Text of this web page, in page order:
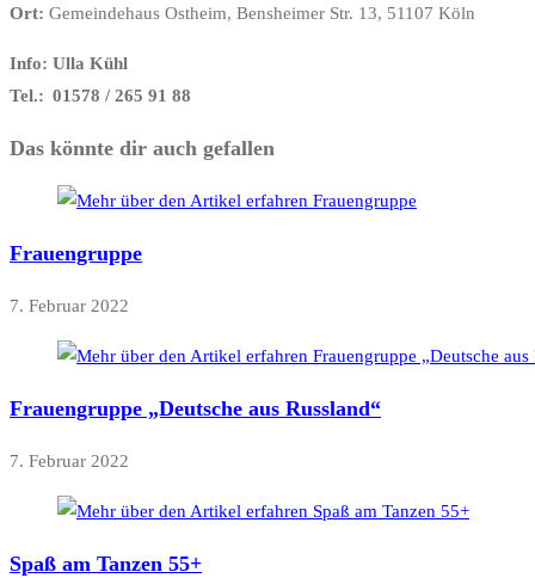
Ort: Gemeindehaus Ostheim, Bensheimer Str. 13, 51107 Köln
Info: Ulla Kühl
Tel.: 01578 / 265 91 88
Das könnte dir auch gefallen
Frauengruppe
7. Februar 2022
Frauengruppe „Deutsche aus Russland“
7. Februar 2022
Spaß am Tanzen 55+